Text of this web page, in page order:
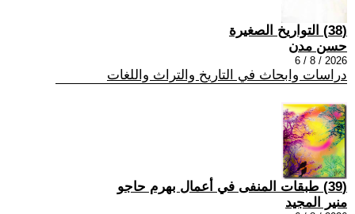
(38) التواريخ الصغيرة
حسن مدن
2026 / 8 / 6
دراسات وابحاث في التاريخ والتراث واللغات
(39) طبقات المنفى في أعمال بهرم حاجو
منير المجيد